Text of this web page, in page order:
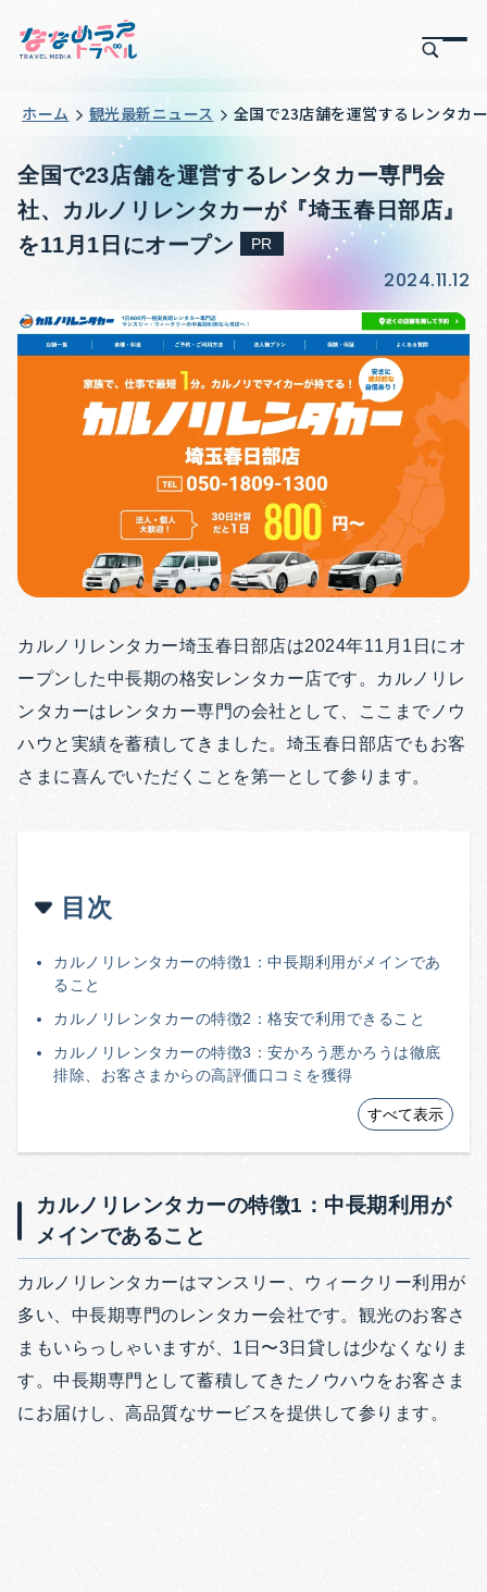
ホーム 観光最新ニュース 全国で23店舗を運営するレンタカ
全国で23店舗を運営するレンタカー専門会
社、カルノリレンタカーが『埼玉春日部店』
を11月1日にオープン
PR
2024.11.12
カルノリレンタカー埼玉春日部店は2024年11月1日にオ
ープンした中長期の格安レンタカー店です。カルノリレ
ンタカーはレンタカー専門の会社として、ここまでノウ
ハウと実績を蓄積してきました。埼玉春日部店でもお客
さまに喜んでいただくことを第一として参ります。
目次
カルノリレンタカーの特徴1：中長期利用がメインであ
ること
カルノリレンタカーの特徴2：格安で利用できること
カルノリレンタカーの特徴3：安かろう悪かろうは徹底
排除、お客さまからの高評価口コミを獲得
すべて表示
カルノリレンタカーの特徴1：中長期利用が
メインであること
カルノリレンタカーはマンスリー、ウィークリー利用が
多い、中長期専門のレンタカー会社です。観光のお客さ
まもいらっしゃいますが、1日〜3日貸しは少なくなりま
す。中長期専門として蓄積してきたノウハウをお客さま
にお届けし、高品質なサービスを提供して参ります。